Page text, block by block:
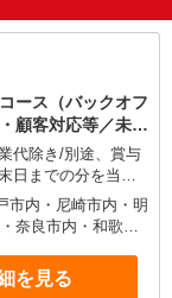
ース（バックオフ
顧客対応等／未経
代除き/別途、賞与
日までの分を当月
ついては当月1日か
定年収
(法定内20時間・
ル年収 *毎営業日
時間のイメージ
市内・尼崎市内・明
奈良市内・和歌山
配属（配置転換あ
住地からの通勤時
を見る